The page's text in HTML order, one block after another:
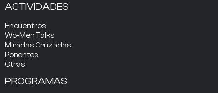
ACTIVIDADES
Encuentros
Wo-Men Talks
Miradas Cruzadas
Ponentes
Otras
PROGRAMAS